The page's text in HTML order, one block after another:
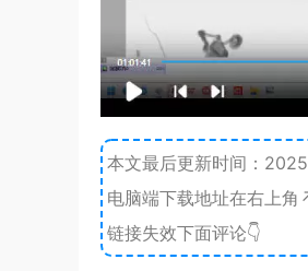
本文最后更新时间：
电脑端下载地址在右上角
链接失效下面评论👇